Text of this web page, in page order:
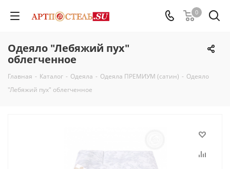
0
Одеяло "Лебяжий пух"
облегченное
Главная - Каталог - Одеяла - Одеяла ПРЕМИУМ (сатин) - Одеяло
"Лебяжий пух" облегченное